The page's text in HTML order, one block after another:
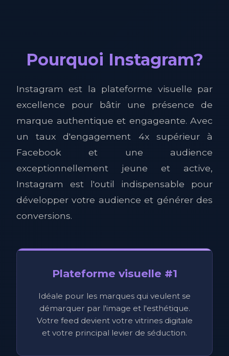
Pourquoi Instagram?
Instagram est la plateforme visuelle par
excellence pour bâtir une présence de
marque authentique et engageante. Avec
un taux d'engagement 4x supérieur à
Facebook et une audience
exceptionnellement jeune et active,
Instagram est l'outil indispensable pour
développer votre audience et générer des
conversions.
Plateforme visuelle #1
Idéale pour les marques qui veulent se
démarquer par l'image et l'esthétique.
Votre feed devient votre vitrines digitale
et votre principal levier de séduction.